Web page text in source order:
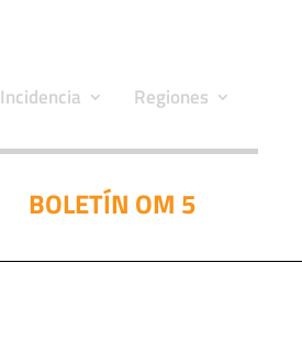
Incidencia Regiones
BOLETÍN OM 5